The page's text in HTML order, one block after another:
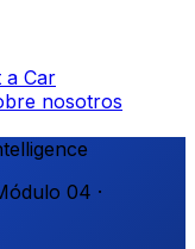
a Car
nosotros
04 ·